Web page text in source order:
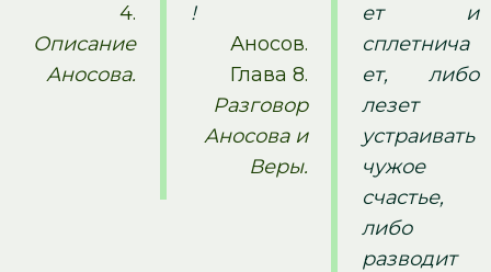
4.
Описание
Аносова.
!
Аносов.
Глава 8.
Разговор
Аносова и
Веры.
ет и
сплетнича
ет, либо
лезет
устраивать
чужое
счастье,
либо
разводит